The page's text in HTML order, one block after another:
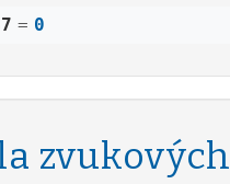
= 0
zvukových